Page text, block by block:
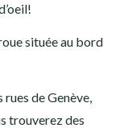
située au bord
de Genève,
trouverez des